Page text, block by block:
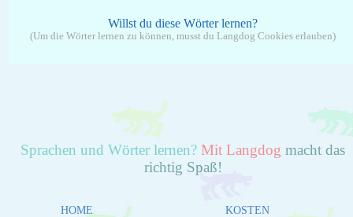
Willst du diese Wörter lernen?
(Um die Wörter lernen zu können, musst du Langdog Cookies erlauben)
Sprachen und Wörter lernen? Mit Langdog macht das
richtig Spaß!
HOME KOSTEN